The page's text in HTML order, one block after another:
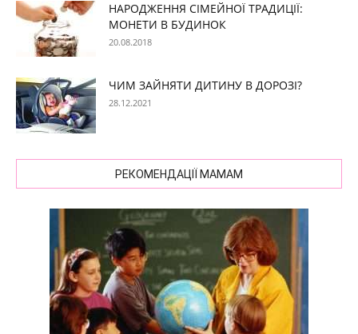
НАРОДЖЕННЯ СІМЕЙНОЇ ТРАДИЦІЇ:
МОНЕТИ В БУДИНОК
20.08.2018
ЧИМ ЗАЙНЯТИ ДИТИНУ В ДОРОЗІ?
28.12.2021
РЕКОМЕНДАЦІЇ МАМАМ